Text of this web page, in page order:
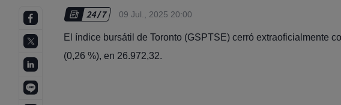
09 Jul., 2025 20:00
El índice bursátil de Toronto (GSPTSE) cerró extraoficialmente
(0,26 %), en 26.972,32.